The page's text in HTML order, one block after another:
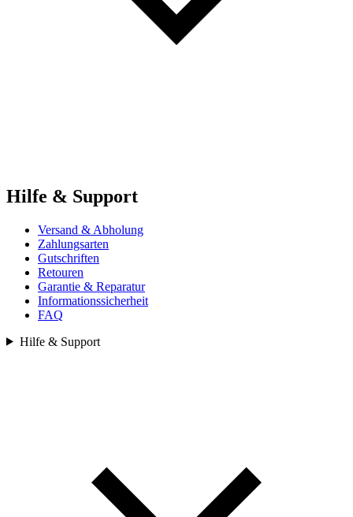
Hilfe & Support
Versand & Abholung
Zahlungsarten
Gutschriften
Retouren
Garantie & Reparatur
Informationssicherheit
FAQ
Hilfe & Support